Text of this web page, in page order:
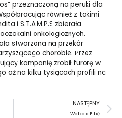
przeznaczoną na peruki dla
również z takimi
i S.T.A.M.P.S zbierała
onkologicznych.
stworzona na przekór
chorobie. Przez
kampanię zrobił furorę w
aż na kilku tysiącach profili na
NASTĘPNY
Walka o Elbę